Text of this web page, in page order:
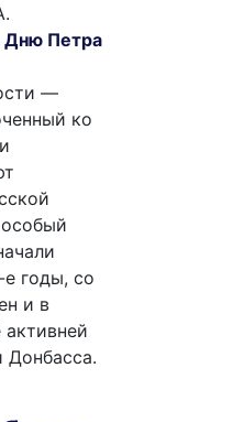
Дню Петра
—
ко
годы, со
и в